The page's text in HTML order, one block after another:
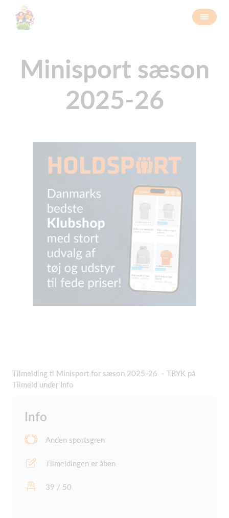
Minisport sæson
2025-26
Tilmelding tl Minisport for sæson 2025-26 - TRYK på
Tilmeld under Info
Info
Anden sportsgren
Tilmeldingen er åben
39 / 50